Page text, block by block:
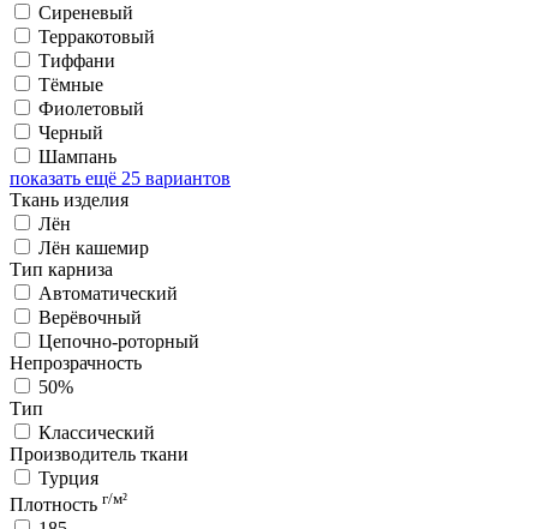
Сиреневый
Терракотовый
Тиффани
Тёмные
Фиолетовый
Черный
Шампань
показать ещё 25 вариантов
Ткань изделия
Лён
Лён кашемир
Тип карниза
Автоматический
Верёвочный
Цепочно-роторный
Непрозрачность
50%
Тип
Классический
Производитель ткани
Турция
Плотность г/м²